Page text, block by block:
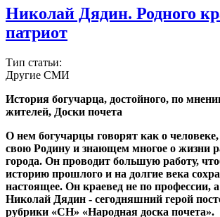
Николай Дядин. Родного
патриот
Тип статьи:
Другие СМИ
История богучарца, достойного, по
жителей, Доски почета
О нем богучарцы говорят как о
свою Родину и знающем многое о жизни
города. Он проводит большую работу,
историю прошлого и на долгие века
настоящее. Он краевед не по профессии,
Николай Дядин - сегодняшний герой
рубрики «СН» «Народная доска почета».